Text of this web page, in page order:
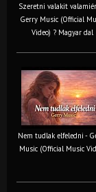
Szeretni valakit
Gerry Music (Official
Video) ? Magyar dal
Nem tudlak elfeledni -
Music (Official Music